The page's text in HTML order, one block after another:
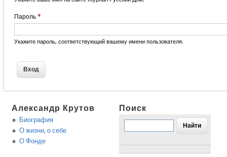
Пароль *
Укажите пароль, соответствующий вашему имени пользователя.
Александр Крутов
Биография
О жизни, о себе
О Фонде
Поиск